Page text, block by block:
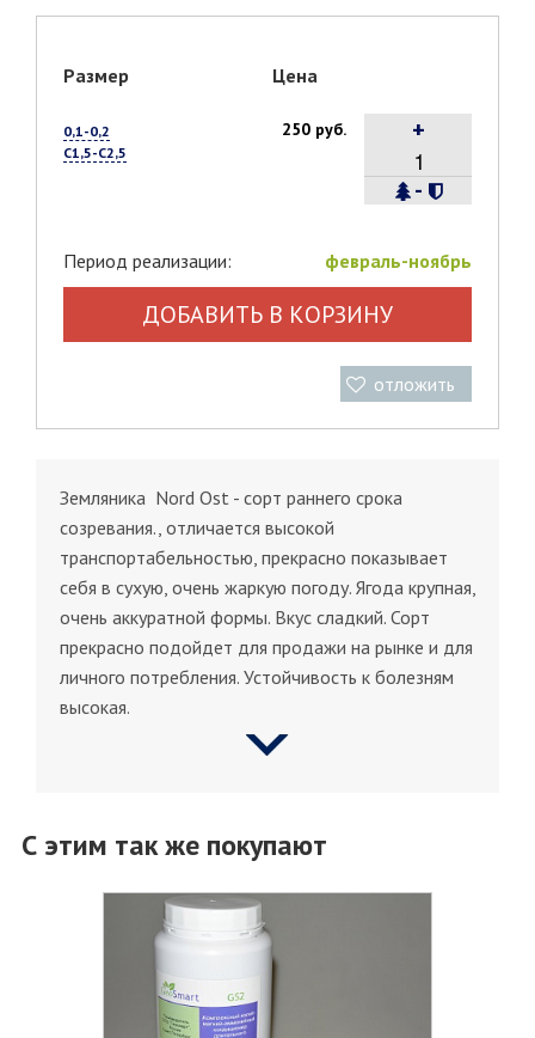
Размер Цена
0,1-0,2
С1,5-С2,5
250 руб.
-
+
Период реализации: февраль-ноябрь
ДОБАВИТЬ В КОРЗИНУ
отложить
Земляника Nord Оst - сорт раннего срока
созревания., отличается высокой
транспортабельностью, прекрасно показывает
себя в сухую, очень жаркую погоду. Ягода крупная,
очень аккуратной формы. Вкус сладкий. Сорт
прекрасно подойдет для продажи на рынке и для
личного потребления. Устойчивость к болезням
высокая.
С этим так же покупают